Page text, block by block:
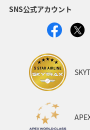
SNS公式アカウント